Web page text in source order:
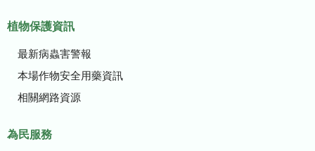
植物保護資訊
最新病蟲害警報
本場作物安全用藥資訊
相關網路資源
為民服務